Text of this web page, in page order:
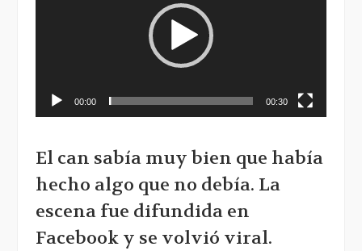
00:00 00:30
El can sabía muy bien que había
hecho algo que no debía. La
escena fue difundida en
Facebook y se volvió viral.